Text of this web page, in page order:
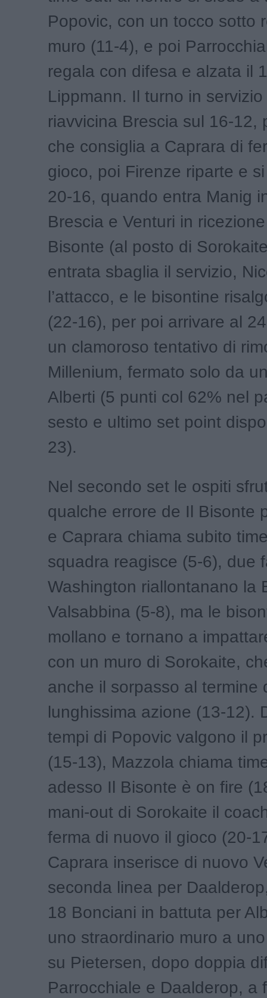
Popovic, con un tocco sotto
muro (11-4), e poi
regala con difesa e alzata il
Lippmann. Il turno in
riavvicina Brescia sul 16-12,
che consiglia a Caprara di
gioco, poi Firenze riparte e
20-16, quando entra Manig
Brescia e Venturi in
Bisonte (al posto di
entrata sbaglia il servizio,
l’attacco, e le bisontine
(22-16), per poi arrivare al
un clamoroso tentativo di
Millenium, fermato solo da
Alberti (5 punti col 62% nel
sesto e ultimo set point
23).
Nel secondo set le ospiti
qualche errore de Il Bisonte
e Caprara chiama subito
squadra reagisce (5-6), due
Washington riallontanano la
Valsabbina (5-8), ma le
mollano e tornano a
con un muro di Sorokaite,
anche il sorpasso al termine
lunghissima azione (13-12).
tempi di Popovic valgono il
(15-13), Mazzola chiama
adesso Il Bisonte è on fire
mani-out di Sorokaite il
ferma di nuovo il gioco (20-
Caprara inserisce di nuovo
seconda linea per
18 Bonciani in battuta per
uno straordinario muro a
su Pietersen, dopo doppia
Parrocchiale e Daalderop, a